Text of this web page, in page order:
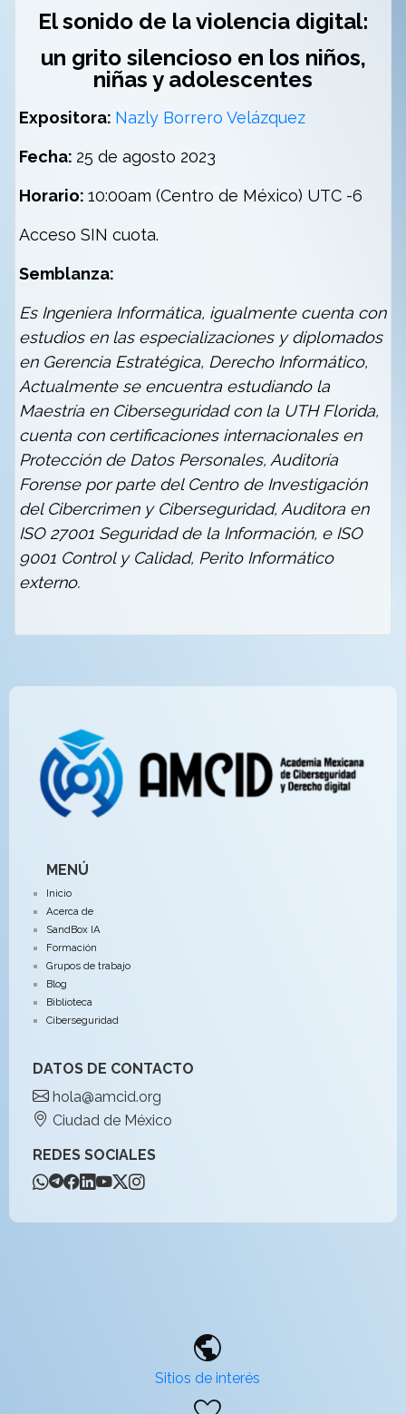
El sonido de la violencia digital:
un grito silencioso en los niños,
niñas y adolescentes
Expositora: Nazly Borrero Velázquez
Fecha: 25 de agosto 2023
Horario: 10:00am (Centro de México) UTC -6
Acceso SIN cuota.
Semblanza:
Es Ingeniera Informática, igualmente cuenta con
estudios en las especializaciones y diplomados
en Gerencia Estratégica, Derecho Informático,
Actualmente se encuentra estudiando la
Maestría en Ciberseguridad con la UTH Florida,
cuenta con certificaciones internacionales en
Protección de Datos Personales, Auditoría
Forense por parte del Centro de Investigación
del Cibercrimen y Ciberseguridad, Auditora en
ISO 27001 Seguridad de la Información, e ISO
9001 Control y Calidad, Perito Informático
externo.
MENÚ
Inicio
Acerca de
SandBox IA
Formación
Grupos de trabajo
Blog
Biblioteca
Ciberseguridad
DATOS DE CONTACTO
hola@amcid.org
Ciudad de México
REDES SOCIALES
public
Sitios de interés